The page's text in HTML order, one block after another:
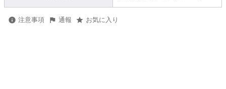
注意事項 通報 お気に入り